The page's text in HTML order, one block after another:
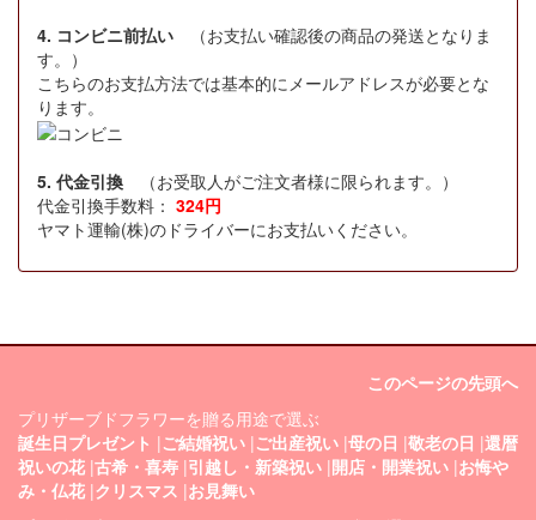
4. コンビニ前払い （お支払い確認後の商品の発送となりま
す。）
こちらのお支払方法では基本的にメールアドレスが必要とな
ります。
5. 代金引換 （お受取人がご注文者様に限られます。）
代金引換手数料： 324円
ヤマト運輸(株)のドライバーにお支払いください。
このページの先頭へ
プリザーブドフラワーを贈る用途で選ぶ
誕生日プレゼント |ご結婚祝い |ご出産祝い |母の日 |敬老の日 |還暦
祝いの花 |古希・喜寿 |引越し・新築祝い |開店・開業祝い |お悔や
み・仏花 |クリスマス |お見舞い